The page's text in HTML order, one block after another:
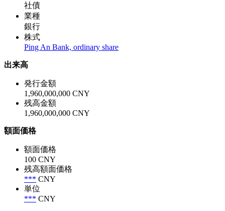
社債
業種
銀行
株式
Ping An Bank, ordinary share
出来高
発行金額
1,960,000,000 CNY
残高金額
1,960,000,000 CNY
額面価格
額面価格
100 CNY
残高額面価格
*** CNY
単位
*** CNY